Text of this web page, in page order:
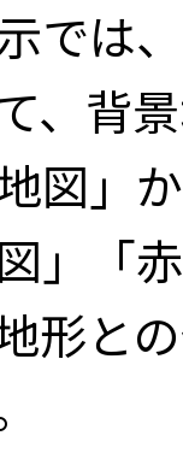
では
、背
地図」
」「
形と